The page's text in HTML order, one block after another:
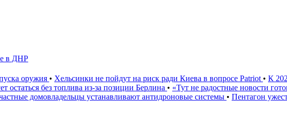
в ДНР
оружия • Хельсинки не пойдут на риск ради Киева в вопросе Patriot • К
остаться без топлива из-за позиции Берлина • «Тут не радостные новости
домовладельцы устанавливают антидроновые системы • Пентагон